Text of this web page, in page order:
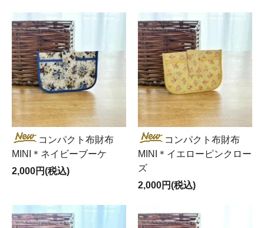
コンパクト布財布
MINI＊ネイビーブーケ
2,000円(税込)
コンパクト布財布
MINI＊イエローピンクロー
ズ
2,000円(税込)